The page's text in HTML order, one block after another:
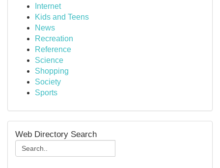
Internet
Kids and Teens
News
Recreation
Reference
Science
Shopping
Society
Sports
Web Directory Search